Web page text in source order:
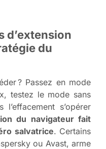
d’extension
du
? Passez en mode
testez le mode sans
s’opérer
du navigateur fait
salvatrice. Certains
ou Avast, arme